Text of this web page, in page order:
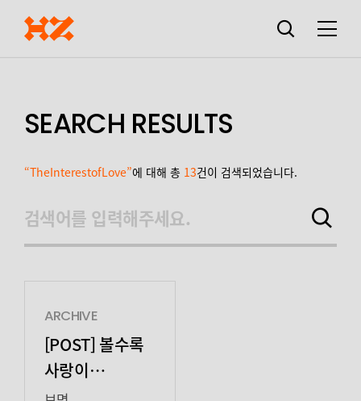
검색창
열기
메뉴
SEARCH RESULTS
“TheInterestofLove”에 대해 총 13건이 검색되었습니다.
검색어를 입력해주세요. 검색하기
ARCHIVE
[POST] 볼수록
사랑이
금새록새록